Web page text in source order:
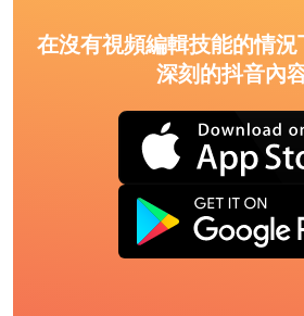
在沒有視頻編輯技能的情
深刻的抖音內